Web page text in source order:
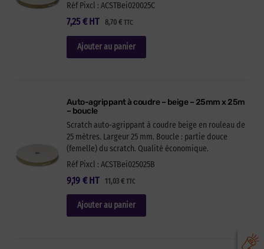
Réf Pixcl : ACSTBei020025C
7,25 € 8,70 €TTC
HT
Ajouter au panier
Auto-agrippant à coudre – beige – 25mm x 25m
– boucle
Scratch auto-agrippant à coudre beige en rouleau de
25 mètres. Largeur 25 mm. Boucle : partie douce
(femelle) du scratch. Qualité économique.
Réf Pixcl : ACSTBei025025B
9,19 € 11,03 €TTC
HT
Ajouter au panier